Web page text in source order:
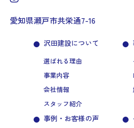
愛知県瀬戸市共栄通7-16
沢田建設について
選ばれる理由
事業内容
会社情報
スタッフ紹介
事例・お客様の声